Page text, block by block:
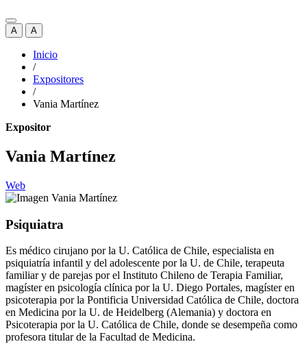
A A
Inicio
/
Expositores
/
Vania Martínez
Expositor
Vania Martínez
Web
Psiquiatra
Es médico cirujano por la U. Católica de Chile, especialista en
psiquiatría infantil y del adolescente por la U. de Chile, terapeuta
familiar y de parejas por el Instituto Chileno de Terapia Familiar,
magíster en psicología clínica por la U. Diego Portales, magíster en
psicoterapia por la Pontificia Universidad Católica de Chile, doctora
en Medicina por la U. de Heidelberg (Alemania) y doctora en
Psicoterapia por la U. Católica de Chile, donde se desempeña como
profesora titular de la Facultad de Medicina.